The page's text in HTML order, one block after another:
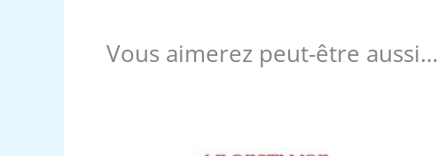
Vous aimerez peut-être aussi…